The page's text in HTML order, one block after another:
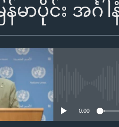
Apple
မာပိုင်း အင်္
0:00